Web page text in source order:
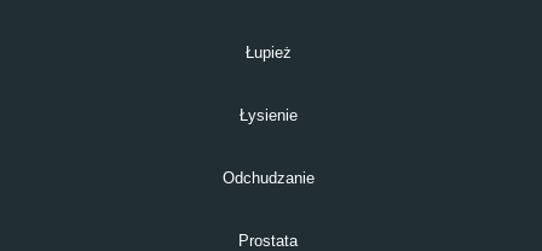
Łupież
Łysienie
Odchudzanie
Prostata